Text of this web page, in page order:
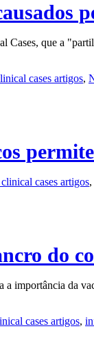
que a
cases artigos,
cases artigos,
do
importância da
cases artigos,